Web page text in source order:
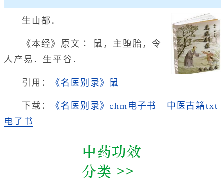
生山都．
《本经》原文∶ 鼠，主堕胎，令
人产易．生平谷．
引用： 《名医别录》鼠
下载： 《名医别录》chm电子书
中医古籍txt
电子书